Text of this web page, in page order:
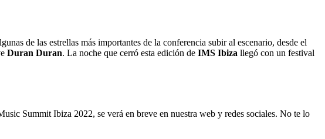
de las estrellas más importantes de la conferencia subir al escenario, desde el
Duran Duran. La noche que cerró esta edición de IMS Ibiza llegó con un festival
Summit Ibiza 2022, se verá en breve en nuestra web y redes sociales. No te lo